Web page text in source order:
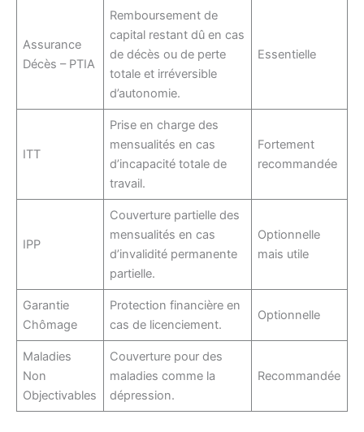
Assurance
Décès – PTIA
Remboursement de
capital restant dû en cas
de décès ou de perte
totale et irréversible
d’autonomie.
Essentielle
ITT
Prise en charge des
mensualités en cas
d’incapacité totale de
travail.
Fortement
recommandée
IPP
Couverture partielle des
mensualités en cas
d’invalidité permanente
partielle.
Optionnelle
mais utile
Garantie
Chômage
Protection financière en
cas de licenciement.
Optionnelle
Maladies
Non
Objectivables
Couverture pour des
maladies comme la
dépression.
Recommandée